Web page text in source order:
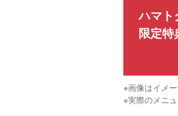
ハマト
限定特
※画像はイメー
※実際のメニ